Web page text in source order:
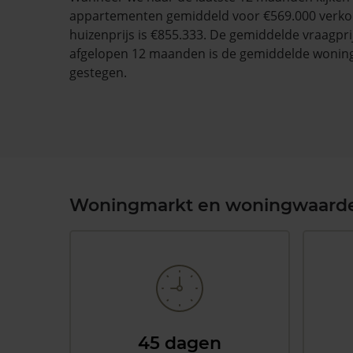
appartementen gemiddeld voor €569.000
huizenprijs is €855.333. De gemiddelde
afgelopen 12 maanden is de gemiddelde
gestegen.
Woningmarkt en
45 dagen